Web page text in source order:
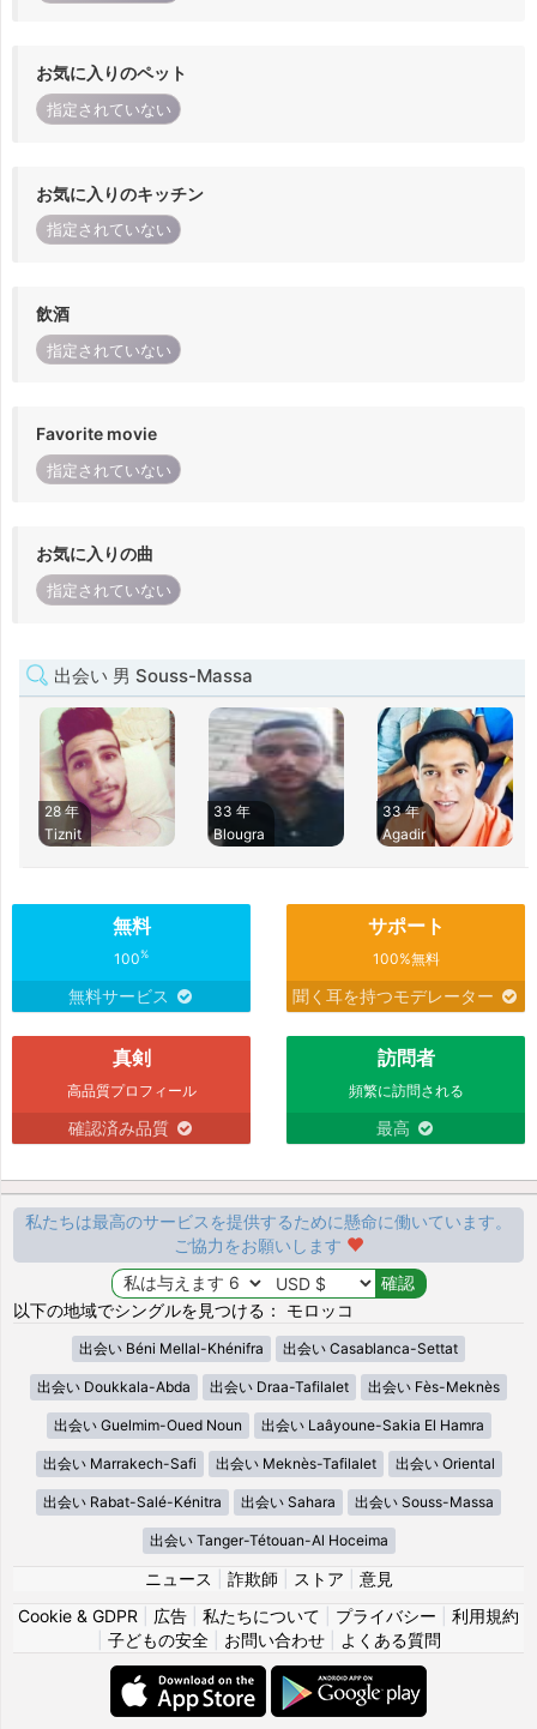
お気に入りのペット
指定されていない
お気に入りのキッチン
指定されていない
飲酒
指定されていない
Favorite movie
指定されていない
お気に入りの曲
指定されていない
出会い 男 Souss-Massa
28 年
Tiznit
33 年
Blougra
33 年
Agadir
無料
100%
無料サービス
サポート
100%無料
聞く耳を持つモデレーター
真剣
高品質プロフィール
確認済み品質
訪問者
頻繁に訪問される
最高
私たちは最高のサービスを提供するために懸命に働いています。
ご協力をお願いします
以下の地域でシングルを見つける： モロッコ
出会い Béni Mellal-Khénifra 出会い Casablanca-Settat
出会い Doukkala-Abda 出会い Draa-Tafilalet 出会い Fès-Meknès
出会い Guelmim-Oued Noun 出会い Laâyoune-Sakia El Hamra
出会い Marrakech-Safi 出会い Meknès-Tafilalet 出会い Oriental
出会い Rabat-Salé-Kénitra 出会い Sahara 出会い Souss-Massa
出会い Tanger-Tétouan-Al Hoceima
ニュース 詐欺師 ストア
意見
Cookie & GDPR
広告 私たちについて プライバシー
利用規約
子どもの安全| お問い合わせ| よくある質問